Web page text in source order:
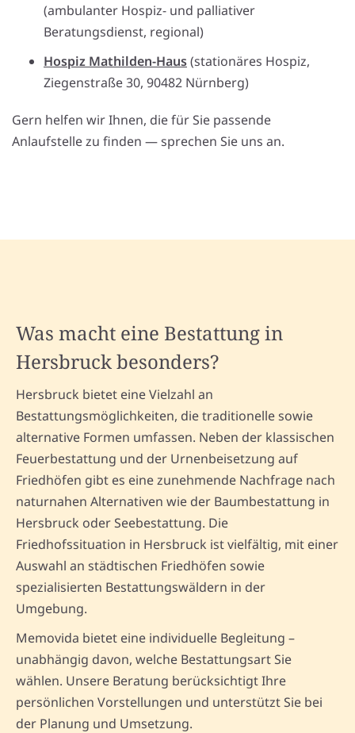
(ambulanter Hospiz- und palliativer
Beratungsdienst, regional)
Hospiz Mathilden-Haus(stationäres Hospiz,
Ziegenstraße 30, 90482 Nürnberg)
Gern helfen wir Ihnen, die für Sie passende
Anlaufstelle zu finden — sprechen Sie uns an.
Was macht eine Bestattung in
Hersbruck besonders?
Hersbruck bietet eine Vielzahl an
Bestattungsmöglichkeiten, die traditionelle sowie
alternative Formen umfassen. Neben der klassischen
Feuerbestattung und der Urnenbeisetzung auf
Friedhöfen gibt es eine zunehmende Nachfrage nach
naturnahen Alternativen wie der Baumbestattung in
Hersbruck oder Seebestattung. Die
Friedhofssituation in Hersbruck ist vielfältig, mit einer
Auswahl an städtischen Friedhöfen sowie
spezialisierten Bestattungswäldern in der
Umgebung.
Memovida bietet eine individuelle Begleitung –
unabhängig davon, welche Bestattungsart Sie
wählen. Unsere Beratung berücksichtigt Ihre
persönlichen Vorstellungen und unterstützt Sie bei
der Planung und Umsetzung.